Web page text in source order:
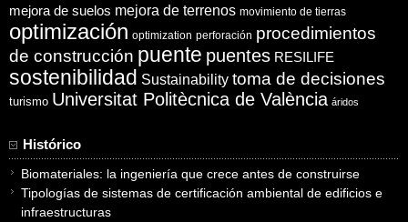
mejora de suelos mejora de terrenos movimiento de tierras
optimización optimization perforación procedimientos
de construcción puente puentes RESILIFE
sostenibilidad Sustainability toma de decisiones
turismo Universitat Politècnica de València áridos
Histórico
Biomateriales: la ingeniería que crece antes de construirse
Tipologías de sistemas de certificación ambiental de edificios e
infraestructuras